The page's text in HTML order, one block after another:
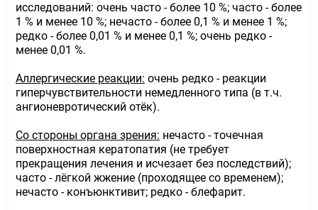
исследований: очень часто - более 10 %; часто - более
1 % и менее 10 %; нечасто - более 0,1 % и менее 1 %;
редко - более 0,01 % и менее 0,1 %; очень редко -
менее 0,01 %.
Аллергические реакции: очень редко - реакции
гиперчувствительности немедленного типа (в т.ч.
ангионевротический отёк).
Со стороны органа зрения: нечасто - точечная
поверхностная кератопатия (не требует
прекращения лечения и исчезает без последствий);
часто - лёгкой жжение (проходящее со временем);
нечасто - конъюнктивит; редко - блефарит.